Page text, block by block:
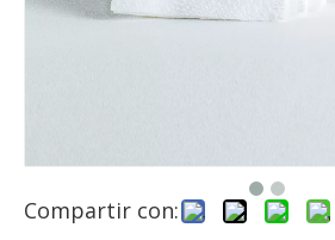
Compartir con: